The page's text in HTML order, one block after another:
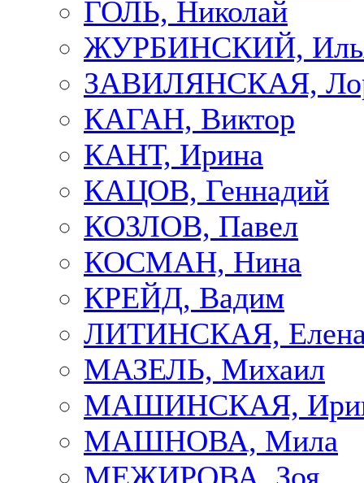
ГОЛЬ, Николай
ЖУРБИНСКИЙ,
ЗАВИЛЯНСКАЯ,
КАГАН, Виктор
КАНТ, Ирина
КАЦОВ, Геннадий
КОЗЛОВ, Павел
КОСМАН, Нина
КРЕЙД, Вадим
ЛИТИНСКАЯ,
МАЗЕЛЬ, Михаил
МАШИНСКАЯ,
МАШНОВА, Мила